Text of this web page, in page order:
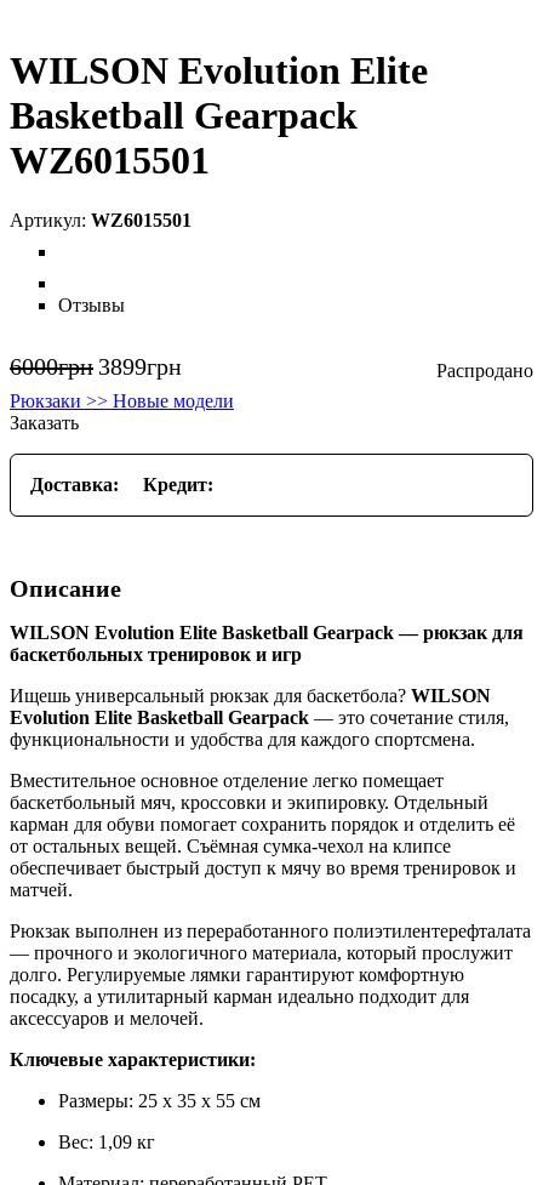
WILSON Evolution Elite
Basketball Gearpack
WZ6015501
WZ6015501
Отзывы
6000грн 3899грн
Рюкзаки >> Новые модели
Заказать
Доставка: Кредит:
Описание
WILSON Evolution Elite Basketball Gearpack — рюкзак для
баскетбольных тренировок и игр
Ищешь универсальный рюкзак для баскетбола? WILSON
Evolution Elite Basketball Gearpack — это сочетание стиля,
функциональности и удобства для каждого спортсмена.
Вместительное основное отделение легко помещает
баскетбольный мяч, кроссовки и экипировку. Отдельный
карман для обуви помогает сохранить порядок и отделить её
от остальных вещей. Съёмная сумка-чехол на клипсе
обеспечивает быстрый доступ к мячу во время тренировок и
матчей.
Рюкзак выполнен из переработанного полиэтилентерефталата
— прочного и экологичного материала, который прослужит
долго. Регулируемые лямки гарантируют комфортную
посадку, а утилитарный карман идеально подходит для
аксессуаров и мелочей.
Ключевые характеристики:
Размеры: 25 x 35 x 55 см
Вес: 1,09 кг